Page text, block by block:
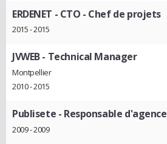
ERDENET - CTO - Chef de projets
2015 - 2015
JVWEB- Technical Manager
Montpellier
2010 - 2015
Publisete - Responsable d'agence
2009 - 2009